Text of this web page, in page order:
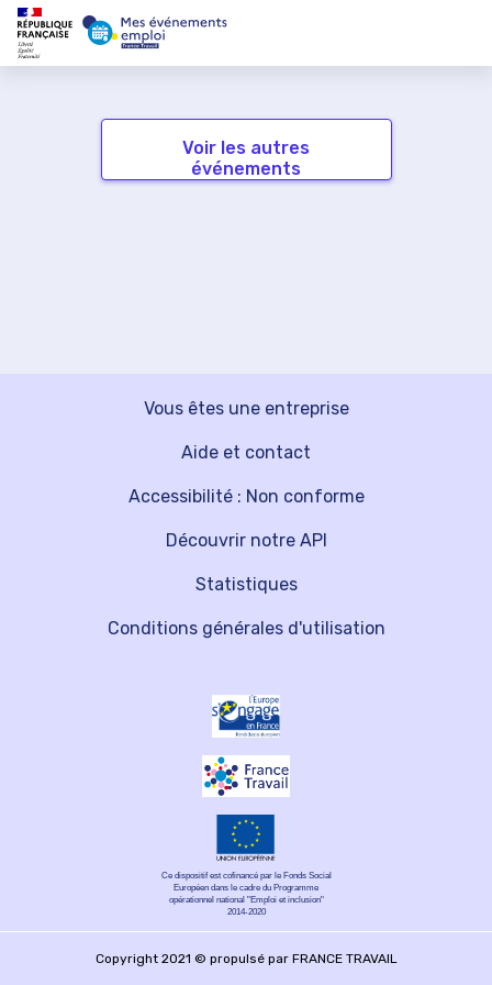
Voir les autres
événements
Vous êtes une entreprise
Découvrir notre API
Aide et contact
Statistiques
Accessibilité : Non conforme
Conditions générales d'utilisation
Ce dispositif est cofinancé par le Fonds Social
Européen dans le cadre du Programme
opérationnel national "Emploi et inclusion"
2014-2020
Copyright 2021 © propulsé par FRANCE TRAVAIL